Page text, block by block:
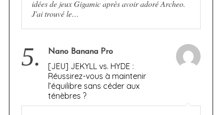
idées de jeux Gigamic après avoir adoré Archeo.
J'ai trouvé le…
5. Nano Banana Pro
[JEU] JEKYLL vs. HYDE :
Réussirez-vous à maintenir
l’équilibre sans céder aux
ténèbres ?